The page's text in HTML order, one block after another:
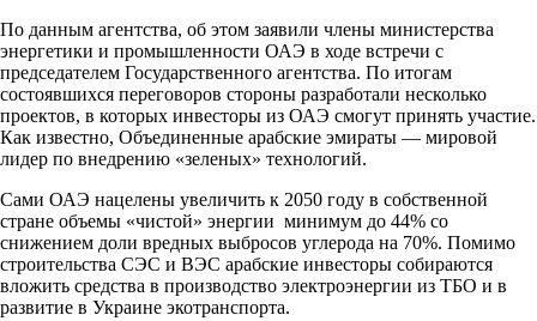
По данным агентства, об этом заявили члены министерства
энергетики и промышленности ОАЭ в ходе встречи с
председателем Государственного агентства. По итогам
состоявшихся переговоров стороны разработали несколько
проектов, в которых инвесторы из ОАЭ смогут принять участие.
Как известно, Объединенные арабские эмираты — мировой
лидер по внедрению «зеленых» технологий.
Сами ОАЭ нацелены увеличить к 2050 году в собственной
стране объемы «чистой» энергии минимум до 44% со
снижением доли вредных выбросов углерода на 70%. Помимо
строительства СЭС и ВЭС арабские инвесторы собираются
вложить средства в производство электроэнергии из ТБО и в
развитие в Украине экотранспорта.